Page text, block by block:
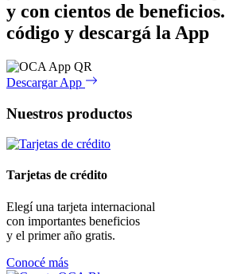
y con cientos de beneficios.
código y descargá la App
Descargar App
Nuestros productos
Tarjetas de crédito
Elegí una tarjeta internacional
con importantes beneficios
y el primer año gratis.
Conocé más